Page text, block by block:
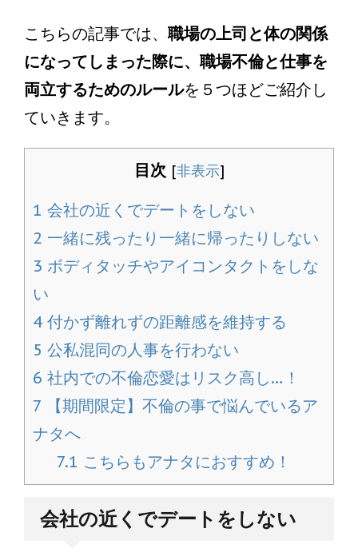
こちらの記事では、 職場の上司と体の関係
になってしまった際に、職場不倫と仕事を
両立するためのルールを５つほどご紹介し
ていきます。
目次 [非表示]
1 会社の近くでデートをしない
2 一緒に残ったり一緒に帰ったりしない
3 ボディタッチやアイコンタクトをしな
い
4 付かず離れずの距離感を維持する
5 公私混同の人事を行わない
6 社内での不倫恋愛はリスク高し…！
7 【期間限定】不倫の事で悩んでいるア
ナタへ
7.1 こちらもアナタにおすすめ！
会社の近くでデートをしない